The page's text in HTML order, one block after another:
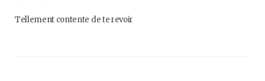
Tellement contente de te revoir